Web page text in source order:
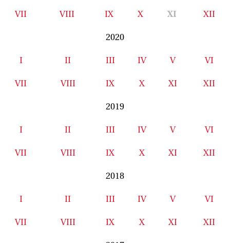
VII VIII IX X XI XII
2020
I II III IV V VI
VII VIII IX X XI XII
2019
I II III IV V VI
VII VIII IX X XI XII
2018
I II III IV V VI
VII VIII IX X XI XII